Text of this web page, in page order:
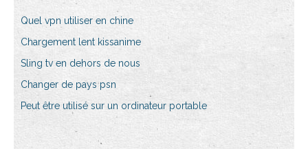
Quel vpn utiliser en chine
Chargement lent kissanime
Sling tv en dehors de nous
Changer de pays psn
Peut être utilisé sur un ordinateur portable